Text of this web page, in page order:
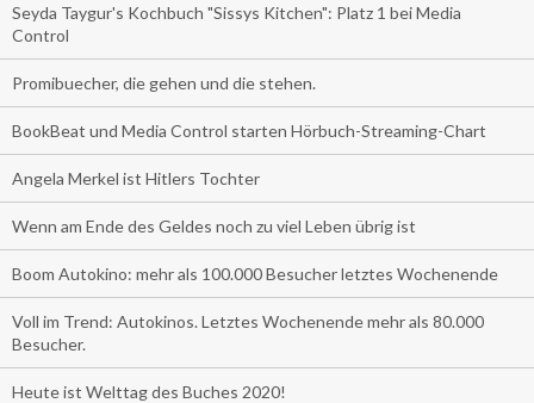
Seyda Taygur's Kochbuch "Sissys Kitchen": Platz 1 bei Media
Control
Promibuecher, die gehen und die stehen.
BookBeat und Media Control starten Hörbuch-Streaming-Chart
Angela Merkel ist Hitlers Tochter
Wenn am Ende des Geldes noch zu viel Leben übrig ist
Boom Autokino: mehr als 100.000 Besucher letztes Wochenende
Voll im Trend: Autokinos. Letztes Wochenende mehr als 80.000
Besucher.
Heute ist Welttag des Buches 2020!